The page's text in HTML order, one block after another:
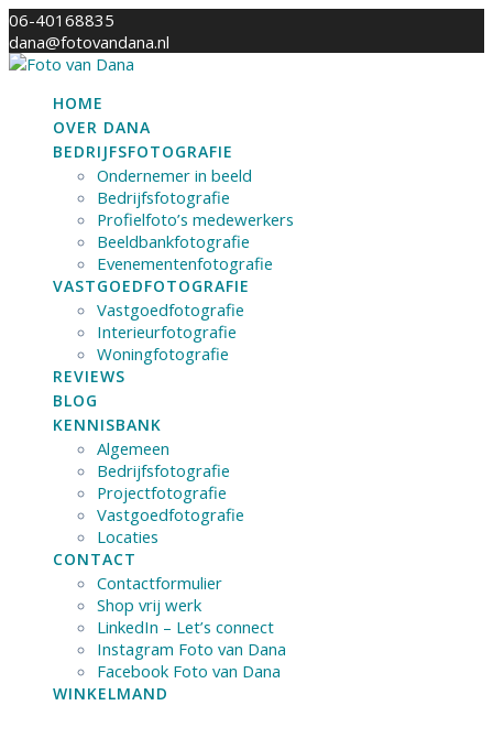
Skip
to
content
06-40168835
dana@fotovandana.nl
HOME
OVER DANA
BEDRIJFSFOTOGRAFIE
Ondernemer in beeld
Bedrijfsfotografie
Profielfoto’s medewerkers
Beeldbankfotografie
Evenementenfotografie
VASTGOEDFOTOGRAFIE
Vastgoedfotografie
Interieurfotografie
Woningfotografie
REVIEWS
BLOG
KENNISBANK
Algemeen
Bedrijfsfotografie
Projectfotografie
Vastgoedfotografie
Locaties
CONTACT
Contactformulier
Shop vrij werk
LinkedIn – Let’s connect
Instagram Foto van Dana
Facebook Foto van Dana
WINKELMAND